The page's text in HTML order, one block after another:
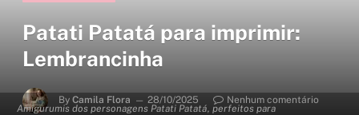
Amigurumis dos personagens Patati Patatá, perfeitos para
Patati Patatá para imprimir:
Lembrancinha
By Camila Flora 28/10/2025
Nenhum comentário